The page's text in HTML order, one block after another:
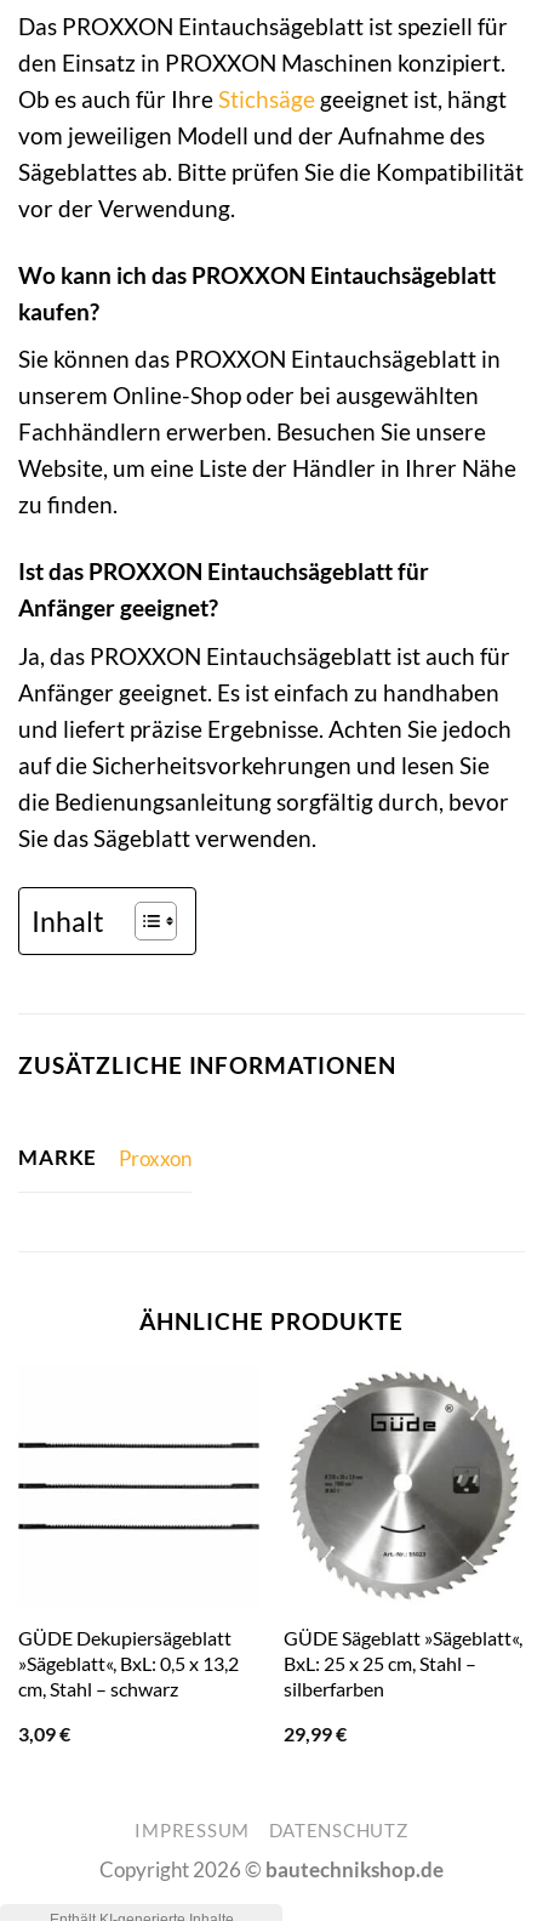
Das PROXXON Eintauchsägeblatt ist speziell für
den Einsatz in PROXXON Maschinen konzipiert.
Ob es auch für IhreStichsäge geeignet ist, hängt
vom jeweiligen Modell und der Aufnahme des
Sägeblattes ab. Bitte prüfen Sie die Kompatibilität
vor der Verwendung.
Wo kann ich das PROXXON Eintauchsägeblatt
kaufen?
Sie können das PROXXON Eintauchsägeblatt in
unserem Online-Shop oder bei ausgewählten
Fachhändlern erwerben. Besuchen Sie unsere
Website, um eine Liste der Händler in Ihrer Nähe
zu finden.
Ist das PROXXON Eintauchsägeblatt für
Anfänger geeignet?
Ja, das PROXXON Eintauchsägeblatt ist auch für
Anfänger geeignet. Es ist einfach zu handhaben
und liefert präzise Ergebnisse. Achten Sie jedoch
auf die Sicherheitsvorkehrungen und lesen Sie
die Bedienungsanleitung sorgfältig durch, bevor
Sie das Sägeblatt verwenden.
Inhalt
ZUSÄTZLICHE INFORMATIONEN
MARKE Proxxon
ÄHNLICHE PRODUKTE
GÜDE Dekupiersägeblatt
»Sägeblatt«, BxL: 0,5 x 13,2
cm, Stahl – schwarz
3,09€
GÜDE Sägeblatt »Sägeblatt«,
BxL: 25 x 25 cm, Stahl –
silberfarben
29,99€
IMPRESSUM DATENSCHUTZ
Copyright 2026 © bautechnikshop.de